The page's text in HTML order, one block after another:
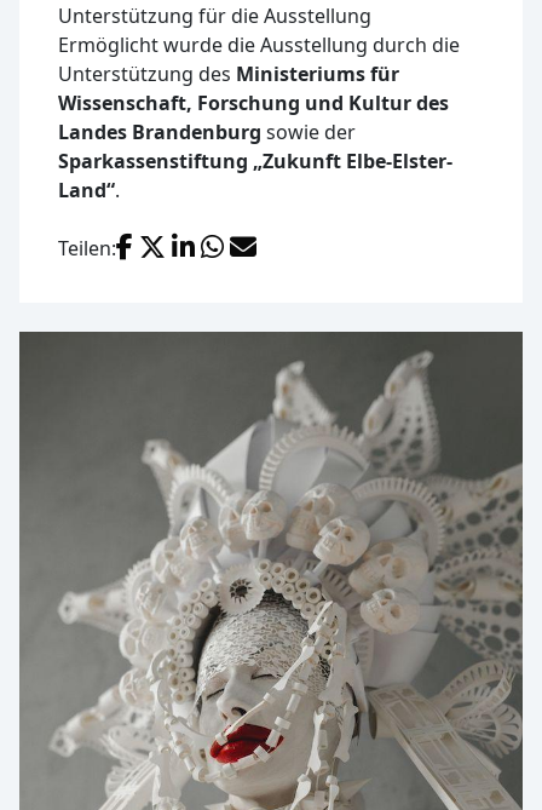
Unterstützung für die Ausstellung
Ermöglicht wurde die Ausstellung durch die
Unterstützung des Ministeriums für
Wissenschaft, Forschung und Kultur des
Landes Brandenburg sowie der
Sparkassenstiftung „Zukunft Elbe-Elster-
Land“.
Teilen: Facebook
X (Twitter)
LinkedIn
WhatsApp